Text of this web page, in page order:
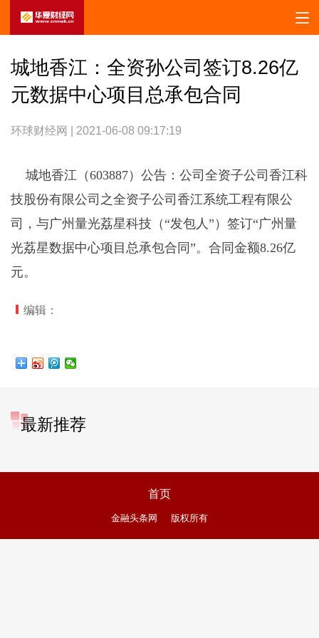
城地香江：全资孙公司签订8.26亿
元数据中心项目总承包合同
环球财经网 | 2021-06-08 09:17:19
城地香江（603887）公告：公司全资子公司香江科
技股份有限公司之全资子公司香江系统工程有限公
司，与广州量光荔星科技（“发包人”）签订“广州量
光荔星数据中心项目总承包合同”。合同金额8.26亿
元。
编辑：
最新推荐
首页
金融头条网 版权所有